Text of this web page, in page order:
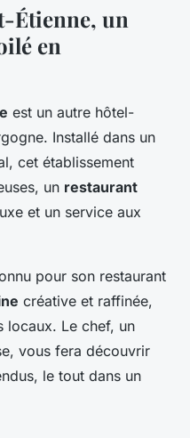
Étienne, un
en
est un autre hôtel-
Installé dans un
cet établissement
un restaurant
et un service aux
pour son restaurant
créative et raffinée,
locaux. Le chef, un
vous fera découvrir
le tout dans un